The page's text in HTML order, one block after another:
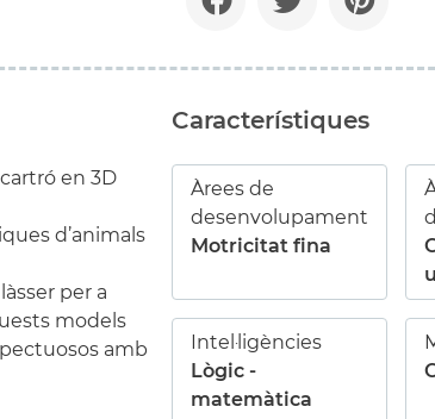
en 3D
d’animals
per a
models
amb
Característiques
Àrees de
desenvolupament
Motricitat fina
Intel·ligències
Lògic -
matemàtica